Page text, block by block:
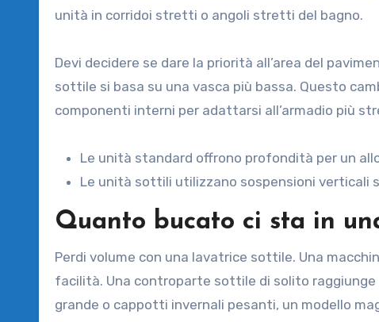
unità in corridoi stretti o angoli stretti del bagno.
Devi decidere se dare la priorità all’area del
sottile si basa su una vasca più bassa. Questo
componenti interni per adattarsi all’armadio più
Le unità standard offrono profondità per un
Le unità sottili utilizzano sospensioni verticali
Quanto bucato ci sta in
Perdi volume con una lavatrice sottile. Una
facilità. Una controparte sottile di solito raggiunge
grande o cappotti invernali pesanti, un modello